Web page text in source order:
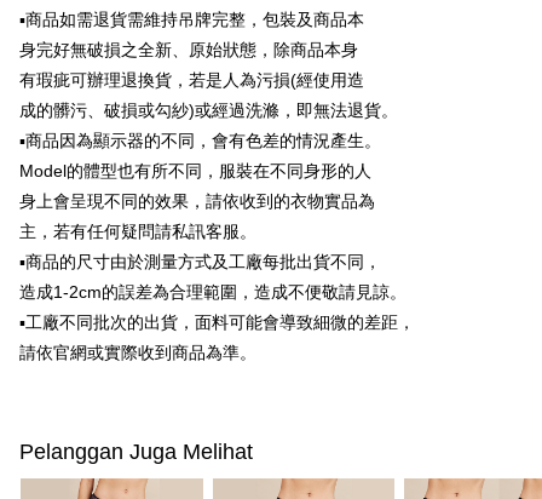
Plus PAY
AFTEE
Deskripsi
Pertama, Mengenai Perkhidmatan AFTEE Beli Sekarang Bayar Kemudian
1. Dengan memilih AFTEE sebagai kaedah pembayaran, mesej
pengesahan AFTEE akan muncul.
2. Anda boleh meneruskan pembayaran selepas pengesahan SMS.
3. Tiada bayaran diperlukan apabila pesanan disahkan. Produk akan
dihantar ke alamat yang ditetapkan.
4. Setelah pesanan disahkan, anda akan menerima SMS pembayaran
manakala ahli aplikasi akan menerima pemberitahuan tolak aplikasi
AFTEE.
5. Tiada bayaran diperlukan apabila anda menerima produk. Sila buat
pembayaran di empat kedai serbaneka utama, ATM atau perbankan
dalam talian dengan SMS pembayaran atau pemberitahuan tolak aplikasi
bagaimanapun, bagi mereka yang telah memuat turun Aplikasi AFTEE
dan mendaftar sebagai ahli AFTEE boleh menikmati tempoh pembayaran
sehingga 45 hari.
Pemindahan ATM
Pilihan Penghantaran
全家付款取貨
NT$100/pesanan | Penghantaran percuma untuk pesanan
NT$600 atau lebih
萊爾富取貨付款
NT$100/pesanan | Penghantaran percuma untuk pesanan
▪商品如需退貨需維持吊牌完整，包裝及商品本
身完好無破損之全新、原始狀態，除商品本身
有瑕疵可辦理退換貨，若是人為污損(經使用造
成的髒污、破損或勾紗)或經過洗滌，即無法退貨。
▪商品因為顯示器的不同，會有色差的情況產生。
Model的體型也有所不同，服裝在不同身形的人
身上會呈現不同的效果，請依收到的衣物實品為
主，若有任何疑問請私訊客服。
▪商品的尺寸由於測量方式及工廠每批出貨不同，
造成1-2cm的誤差為合理範圍，造成不便敬請見諒。
▪工廠不同批次的出貨，面料可能會導致細微的差距，
請依官網或實際收到商品為準。
Pelanggan Juga Melihat